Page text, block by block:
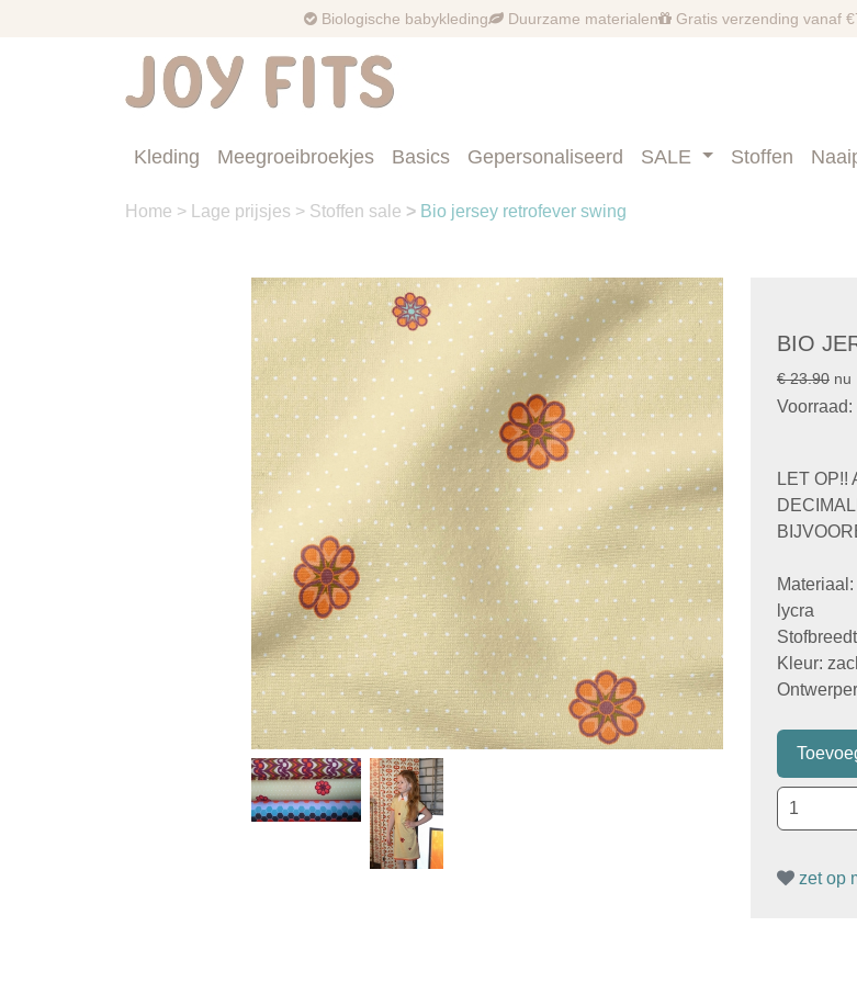
Biologische babykleding Duurzame materialen Gratis verzending vanaf
Kleding Meegroeibroekjes Basics Gepersonaliseerd SALE Stoffen
Home > Lage prijsjes > Stoffen sale > Bio jersey retrofever swing
BIO
€ 23.90 nu
Voorraad:
LET OP!!
lycra
Kleur:
zet op